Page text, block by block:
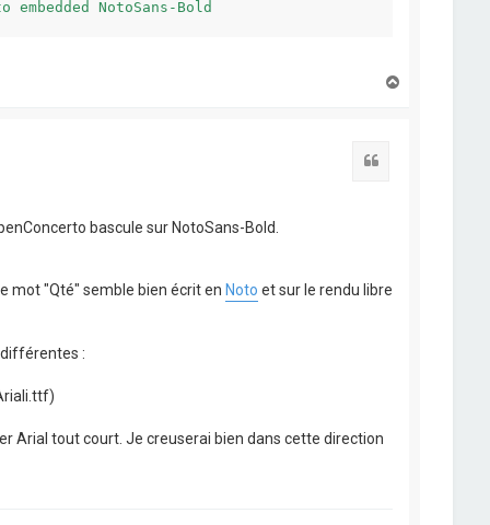
bascule sur NotoSans-Bold.
mot "Qté" semble bien écrit en Noto et sur le rendu libre
:
Arial tout court. Je creuserai bien dans cette direction